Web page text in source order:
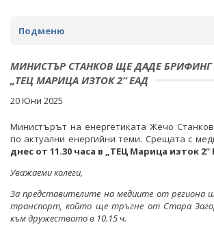
Подменю
НОВИНИ
ПРЕДСТОЯЩИ СЪБИТИЯ
ЗА ОБЩЕСТВЕНО ОБСЪЖДАНЕ
ПРОЕКТИ ЗА ОБЩЕСТВЕНО
ЗАВЪРШИЛИ ПРОЦЕДУРИ ЗА
ОБСЪЖДАНЕ
ИНТЕРВЮТА
ПАРЛАМЕНТАРЕН КОНТРОЛ
ФОТОГАЛЕРИЯ
МИНИСТЪР СТАНКОВ ЩЕ ДАДЕ БРИФИНГ
„ТЕЦ МАРИЦА ИЗТОК 2“ ЕАД
20 Юни 2025
Министърът на енергетиката Жечо
по актуални енергийни теми. Срещата с
днес от 11.30 часа в „ТЕЦ Марица изток
Уважаеми колеги,
За представителите на медиите от региона
транспорт, който ще тръгне от Стара
към дружеството в 10.15 ч.